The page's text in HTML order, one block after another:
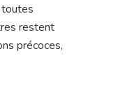
restent
précoces,